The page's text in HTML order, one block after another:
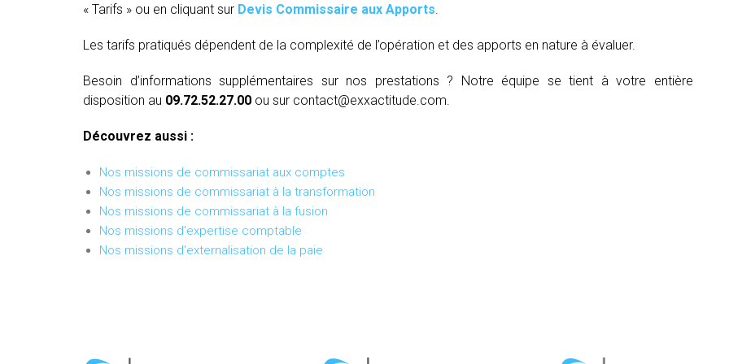
« Tarifs » ou en cliquant sur Devis Commissaire aux Apports.
Les tarifs pratiqués dépendent de la complexité de l’opération et des apports en nature à évaluer.
Besoin d’informations supplémentaires sur nos prestations ? Notre équipe se tient à votre entière
disposition au 09.72.52.27.00 ou sur contact@exxactitude.com.
Découvrez aussi :
Nos missions de commissariat aux comptes
Nos missions de commissariat à la transformation
Nos missions de commissariat à la fusion
Nos missions d'expertise comptable
Nos missions d'externalisation de la paie